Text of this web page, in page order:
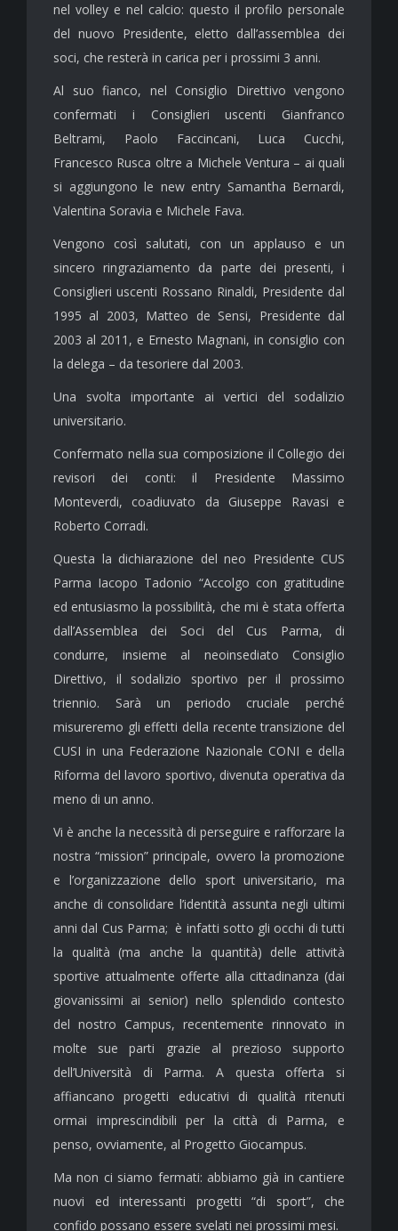
nel volley e nel calcio: questo il profilo personale
del nuovo Presidente, eletto dall’assemblea dei
soci, che resterà in carica per i prossimi 3 anni.
Al suo fianco, nel Consiglio Direttivo vengono
confermati i Consiglieri uscenti Gianfranco
Beltrami, Paolo Faccincani, Luca Cucchi,
Francesco Rusca oltre a Michele Ventura – ai quali
si aggiungono le new entry Samantha Bernardi,
Valentina Soravia e Michele Fava.
Vengono così salutati, con un applauso e un
sincero ringraziamento da parte dei presenti, i
Consiglieri uscenti Rossano Rinaldi, Presidente dal
1995 al 2003, Matteo de Sensi, Presidente dal
2003 al 2011, e Ernesto Magnani, in consiglio con
la delega – da tesoriere dal 2003.
Una svolta importante ai vertici del sodalizio
universitario.
Confermato nella sua composizione il Collegio dei
revisori dei conti: il Presidente Massimo
Monteverdi, coadiuvato da Giuseppe Ravasi e
Roberto Corradi.
Questa la dichiarazione del neo Presidente CUS
Parma Iacopo Tadonio “Accolgo con gratitudine
ed entusiasmo la possibilità, che mi è stata offerta
dall’Assemblea dei Soci del Cus Parma, di
condurre, insieme al neoinsediato Consiglio
Direttivo, il sodalizio sportivo per il prossimo
triennio. Sarà un periodo cruciale perché
misureremo gli effetti della recente transizione del
CUSI in una Federazione Nazionale CONI e della
Riforma del lavoro sportivo, divenuta operativa da
meno di un anno.
Vi è anche la necessità di perseguire e rafforzare la
nostra “mission” principale, ovvero la promozione
e l’organizzazione dello sport universitario, ma
anche di consolidare l’identità assunta negli ultimi
anni dal Cus Parma; è infatti sotto gli occhi di tutti
la qualità (ma anche la quantità) delle attività
sportive attualmente offerte alla cittadinanza (dai
giovanissimi ai senior) nello splendido contesto
del nostro Campus, recentemente rinnovato in
molte sue parti grazie al prezioso supporto
dell’Università di Parma. A questa offerta si
affiancano progetti educativi di qualità ritenuti
ormai imprescindibili per la città di Parma, e
penso, ovviamente, al Progetto Giocampus.
Ma non ci siamo fermati: abbiamo già in cantiere
nuovi ed interessanti progetti “di sport”, che
confido possano essere svelati nei prossimi mesi.